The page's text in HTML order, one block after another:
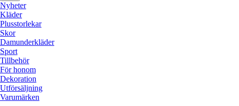
Nyheter
Kläder
Plusstorlekar
Skor
Damunderkläder
Sport
Tillbehör
För honom
Dekoration
Utförsäljning
Varumärken